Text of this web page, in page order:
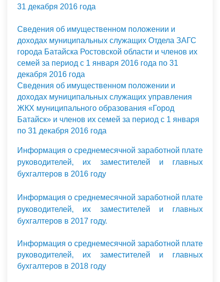
31 декабря 2016 года
Сведения об имущественном положении и
доходах муниципальных служащих Отдела ЗАГС
города Батайска Ростовской области и членов их
семей за период с 1 января 2016 года по 31
декабря 2016 года
Сведения об имущественном положении и
доходах муниципальных служащих управления
ЖКХ муниципального образования «Город
Батайск» и членов их семей за период с 1 января
по 31 декабря 2016 года
Информация о среднемесячной заработной плате
руководителей, их заместителей и главных
бухгалтеров в 2016 году
Информация о среднемесячной заработной плате
руководителей, их заместителей и главных
бухгалтеров в 2017 году.
Информация о среднемесячной заработной плате
руководителей, их заместителей и главных
бухгалтеров в 2018 году